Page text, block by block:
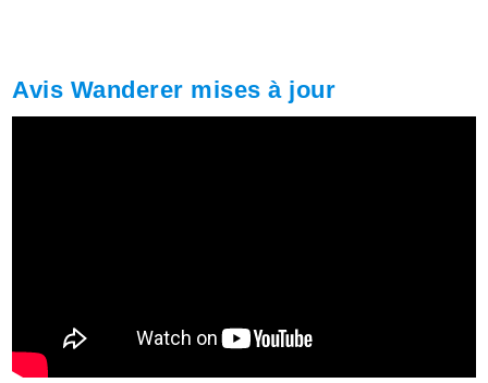
Avis Wanderer mises à jour